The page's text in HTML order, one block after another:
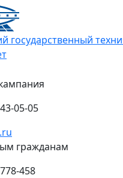
государственный
05-05
гражданам
458